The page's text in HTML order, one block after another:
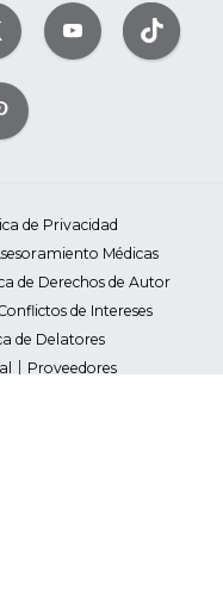
de Privacidad
Médicas
de Derechos de Autor
de Intereses
de Delatores
Proveedores